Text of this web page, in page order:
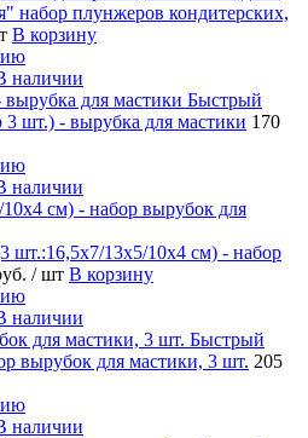
набор плунжеров кондитерских,
В корзину
наличии
Быстрый
3 шт.) - вырубка для мастики 170
наличии
шт.:16,5х7/13х5/10х4 см) - набор
/ шт В корзину
наличии
Быстрый
вырубок для мастики, 3 шт. 205
наличии